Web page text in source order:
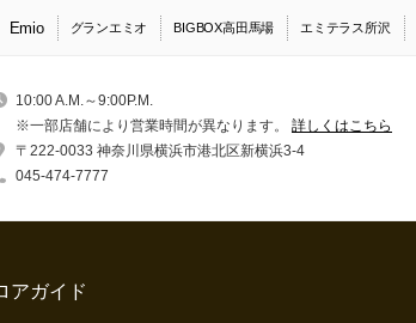
Emio グランエミオ BIGBOX高田馬場 エミテラス所沢
10:00 A.M.～9:00P.M.
※一部店舗により営業時間が異なります。 詳しくはこちら
〒222-0033 神奈川県横浜市港北区新横浜3-4
045-474-7777
アガイド